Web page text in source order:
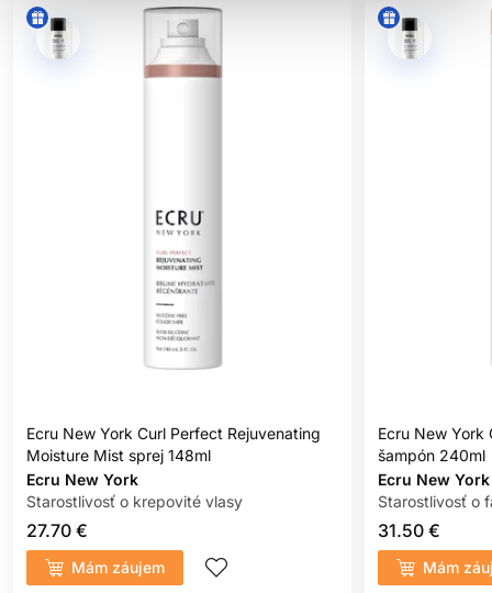
Ecru New York Curl Perfect Rejuvenating
Moisture Mist sprej 148ml
Ecru New York
Starostlivosť o krepovité vlasy
27.70 €
Mám záujem
Ecru New York
šampón 240ml
Ecru New York
Starostlivosť o
31.50 €
Mám